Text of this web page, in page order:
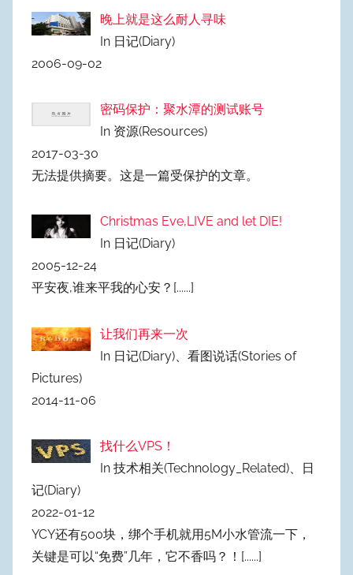
晚上就是这么耐人寻味
In 日记(Diary)
2006-09-02
密码保护：聚水潭的测试账号
In 资源(Resources)
2017-03-30
无法提供摘要。这是一篇受保护的文章。
Christmas Eve,LIVE and let DIE!
In 日记(Diary)
2005-12-24
平安夜,谁来平我的心安？ [......]
让我们再来一次
In 日记(Diary)、看图说话(Stories of
Pictures)
2014-11-06
找什么VPS！
In 技术相关(Technology_Related)、日
记(Diary)
2022-01-12
YCY还有500块，绑个手机就用5M小水管流一下，
关键是可以“免费”几年，它不香吗？！ [......]